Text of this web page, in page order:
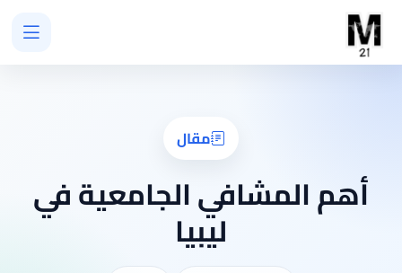
مقال
أهم المشافي الجامعية في
ليبيا